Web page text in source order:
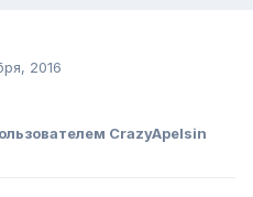
2016
CrazyApelsin